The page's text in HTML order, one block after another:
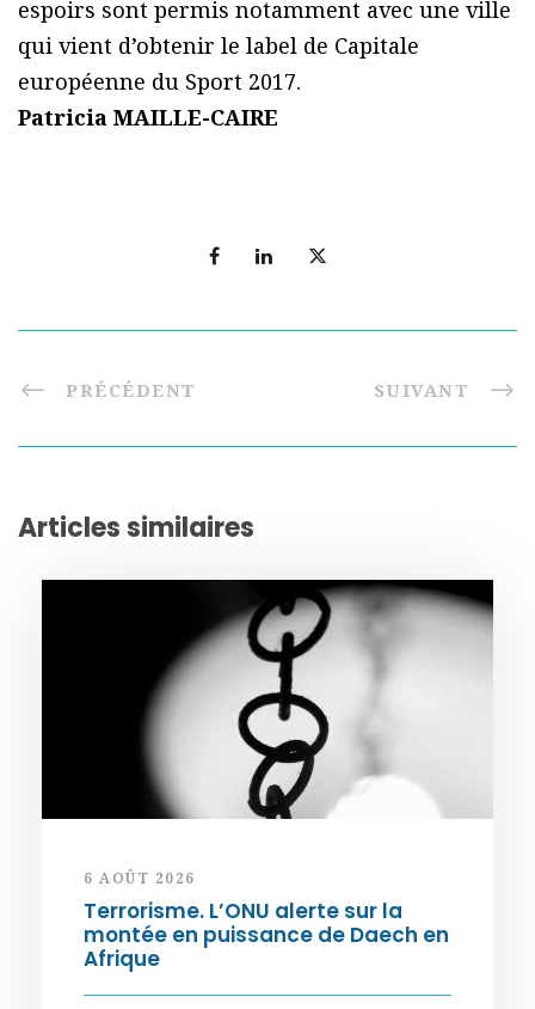
espoirs sont permis notamment avec une ville
qui vient d’obtenir le label de Capitale
européenne du Sport 2017.
Patricia MAILLE-CAIRE
PRÉCÉDENT SUIVANT
Articles similaires
6 AOÛT 2026
Terrorisme. L’ONU alerte sur la
montée en puissance de Daech en
Afrique